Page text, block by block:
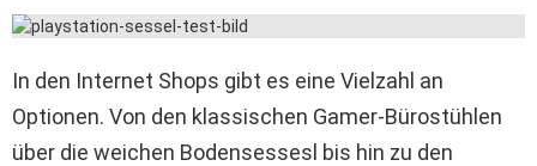
In den Internet Shops gibt es eine Vielzahl an
Optionen. Von den klassischen Gamer-Bürostühlen
über die weichen Bodensessesl bis hin zu den